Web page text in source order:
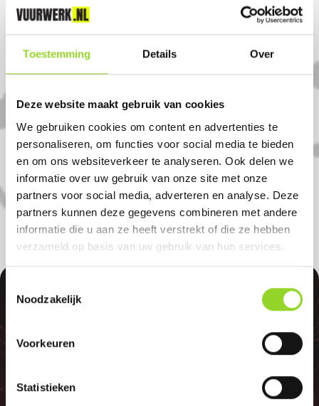
Toestemming Details Over
Deze website maakt gebruik van cookies
We gebruiken cookies om content en advertenties te
personaliseren, om functies voor social media te bieden
en om ons websiteverkeer te analyseren. Ook delen we
informatie over uw gebruik van onze site met onze
partners voor social media, adverteren en analyse. Deze
partners kunnen deze gegevens combineren met andere
informatie die u aan ze heeft verstrekt of die ze hebben
verzameld op basis van uw gebruik van hun services.
Noodzakelijk
Voorkeuren
Statistieken
Komt u uit beesd?
Kroeze in Beesd. U bent van harte
welkom! U bent uiteraard ook welkom als
u uit Acquoy, Leerdam of Culemborg
komt.
100%